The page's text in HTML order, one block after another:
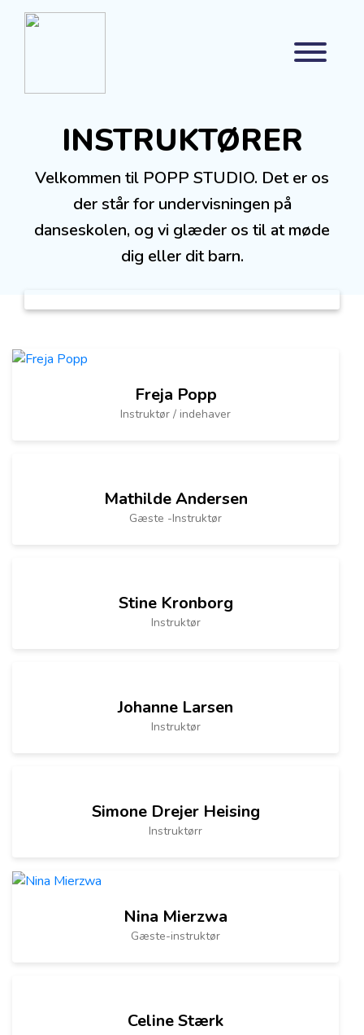
INSTRUKTØRER
Velkommen til POPP STUDIO. Det er os
der står for undervisningen på
danseskolen, og vi glæder os til at møde
dig eller dit barn.
Freja Popp
Instruktør / indehaver
Mathilde Andersen
Gæste -Instruktør
Stine Kronborg
Instruktør
Johanne Larsen
Instruktør
Simone Drejer Heising
Instruktørr
Nina Mierzwa
Gæste-instruktør
Celine Stærk